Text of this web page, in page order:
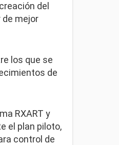
del
mejor
los que se
de
RXART y
el plan piloto,
control de